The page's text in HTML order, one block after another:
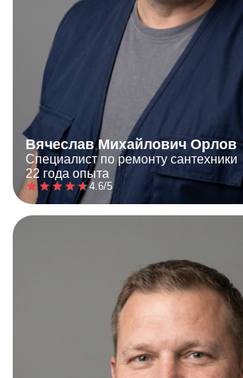
Вячеслав Михайлович Орлов
Специалист по ремонту сантехники
22 года опыта
4.6/5